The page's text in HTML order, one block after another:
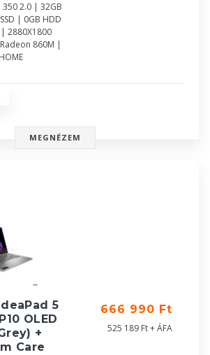
350 2.0 | 32GB
| 0GB HDD
2880X1800
860M |
MEGNÉZEM
5
OLED
+
Care
666 990 Ft
525 189 Ft + ÁFA